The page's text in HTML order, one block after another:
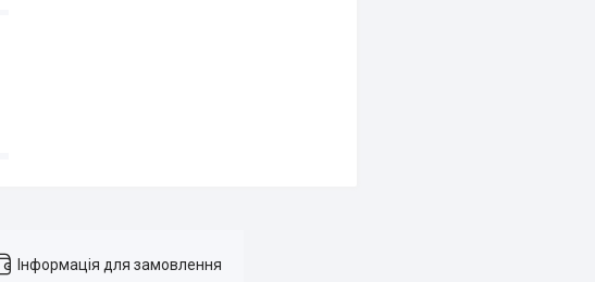
Інформація для замовлення